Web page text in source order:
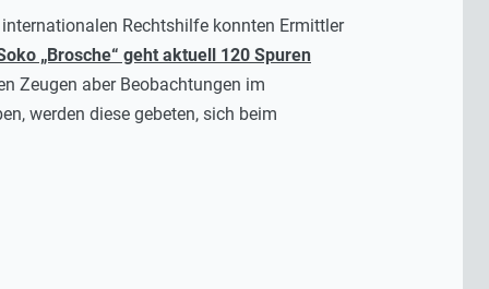
Rechtshilfe konnten Ermittler
„Brosche“ geht aktuell 120 Spuren
Zeugen aber Beobachtungen im
werden diese gebeten, sich beim